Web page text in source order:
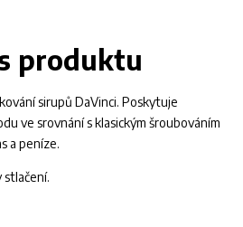
produktu
sirupů DaVinci. Poskytuje
ve srovnání s klasickým šroubováním
a peníze.
stlačení.